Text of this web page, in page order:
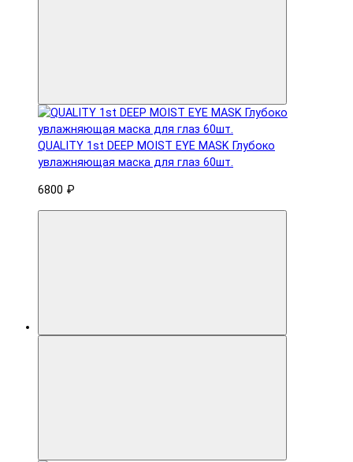
QUALITY 1st DEEP MOIST EYE MASK Глубоко
увлажняющая маска для глаз 60шт.
6800 ₽